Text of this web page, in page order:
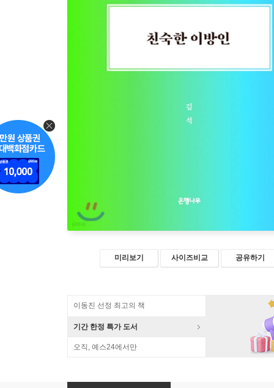
미리보기 사이즈비교 공유하기
이동진 선정 최고의 책
기간 한정 특가 도서
오직, 예스24에서만